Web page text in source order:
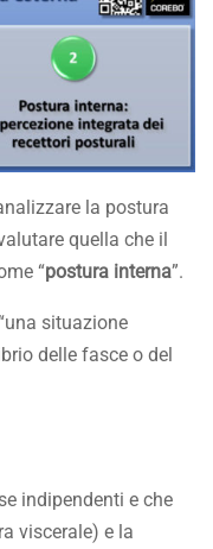
la postura
quella che il
“postura interna”.
situazione
delle fasce o del
indipendenti e che
viscerale) e la